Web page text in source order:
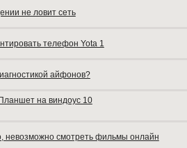
не ловит сеть
телефон Yota 1
айфонов?
на виндоус 10
невозможно смотреть фильмы онлайн